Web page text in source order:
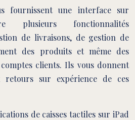
fournissent une interface sur
fonctionnalités
de livraisons, de gestion de
des produits et même des
clients. Ils vous donnent
retours sur expérience de ces
de caisses tactiles sur iPad